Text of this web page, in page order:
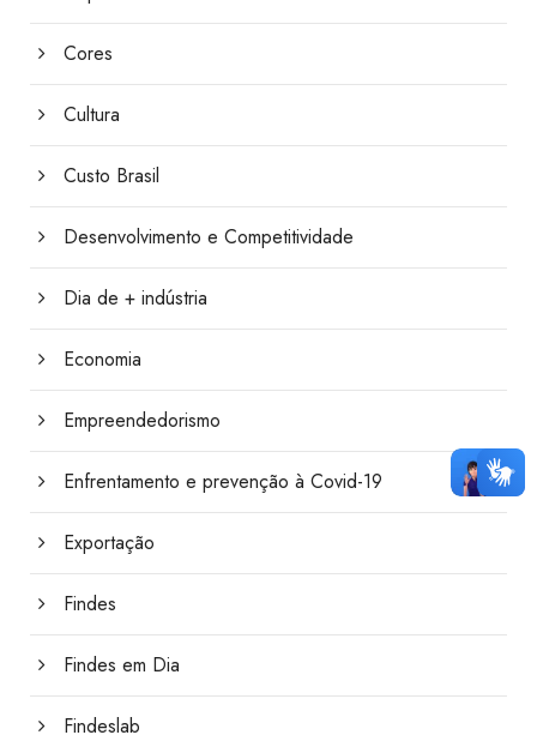
Cores
Cultura
Custo Brasil
Desenvolvimento e Competitividade
Dia de + indústria
Economia
Empreendedorismo
Enfrentamento e prevenção à Covid-19
Exportação
Findes
Findes em Dia
Findeslab